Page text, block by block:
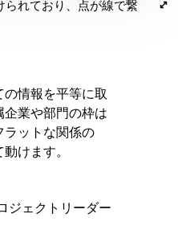
られており、点が線で繋
の情報を平等に取
業や部門の枠は
ラットな関係の
けます。
ジェクトリーダー